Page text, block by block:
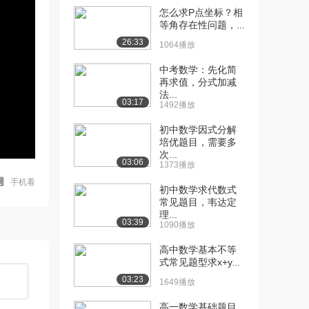
手机看
26:33
怎么求P点坐标？相
等角存在性问题，...
1064播放
03:17
中考数学：先化简
再求值，分式加减
法...
1492播放
03:06
初中数学因式分解
培优题目，需要多
次...
1373播放
03:39
初中数学求代数式
常见题目，韦达定
理...
1090播放
03:23
高中数学基本不等
式常见题型求x+y...
1649播放